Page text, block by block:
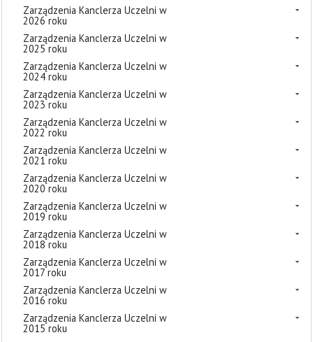
Zarządzenia Kanclerza Uczelni w
2026 roku
Zarządzenia Kanclerza Uczelni w
2025 roku
Zarządzenia Kanclerza Uczelni w
2024 roku
Zarządzenia Kanclerza Uczelni w
2023 roku
Zarządzenia Kanclerza Uczelni w
2022 roku
Zarządzenia Kanclerza Uczelni w
2021 roku
Zarządzenia Kanclerza Uczelni w
2020 roku
Zarządzenia Kanclerza Uczelni w
2019 roku
Zarządzenia Kanclerza Uczelni w
2018 roku
Zarządzenia Kanclerza Uczelni w
2017 roku
Zarządzenia Kanclerza Uczelni w
2016 roku
Zarządzenia Kanclerza Uczelni w
2015 roku